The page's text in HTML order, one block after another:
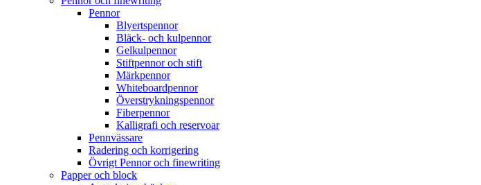
Pennor
Blyertspennor
Bläck- och kulpennor
Gelkulpennor
Stiftpennor och stift
Märkpennor
Whiteboardpennor
Överstrykningspennor
Fiberpennor
Kalligrafi och reservoar
Pennvässare
Radering och korrigering
Övrigt Pennor och finewriting
Papper och block